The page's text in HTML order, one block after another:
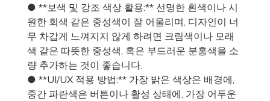
● **보색 및 강조 색상 활용:** 선명한 흰색이나 시
원한 회색 같은 중성색이 잘 어울리며, 디자인이 너
무 차갑게 느껴지지 않게 하려면 크림색이나 모래
색 같은 따뜻한 중성색, 혹은 부드러운 분홍색을 소
량 추가하는 것이 좋습니다.
● **UI/UX 적용 방법:** 가장 밝은 색상은 배경에,
중간 파란색은 버튼이나 활성 상태에, 가장 어두운